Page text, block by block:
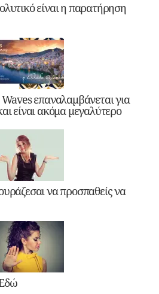
είναι η παρατήρηση
επαναλαμβάνεται για
είναι ακόμα μεγαλύτερο
να προσπαθείς να